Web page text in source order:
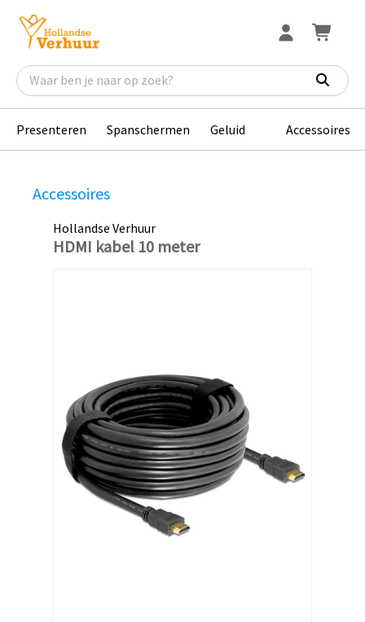
Presenteren Spanschermen Geluid Accessoires
Accessoires
Hollandse Verhuur
HDMI kabel 10 meter